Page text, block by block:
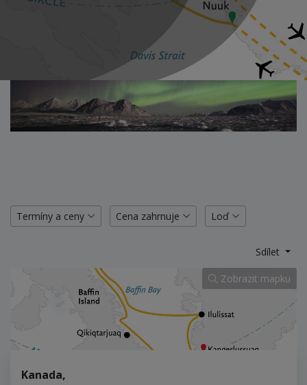
Termíny a ceny Cena zahrnuje Loď
Sdílet
Zobrazit mapku
Kanada,